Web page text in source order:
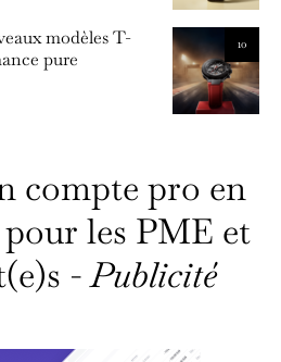
10
modèles T-
pure
compte pro en
les PME et
-Publicité